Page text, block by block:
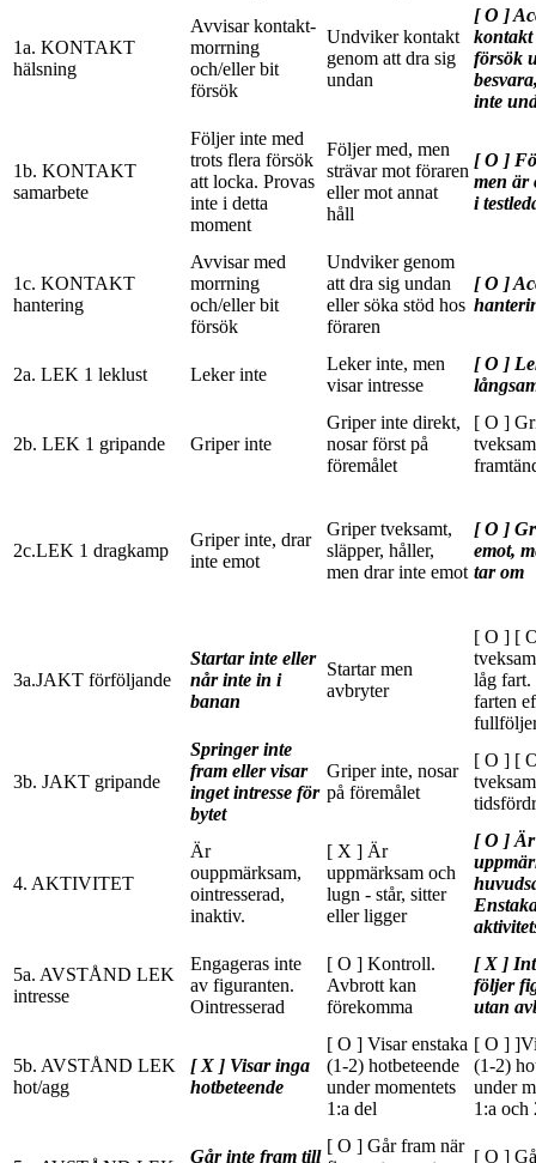
1a. KONTAKT
hälsning
Avvisar kontakt-
morrning
och/eller bit
försök
Undviker kontakt
genom att dra sig
undan
[ O ]
försök
inte
1b. KONTAKT
samarbete
Följer inte med
trots flera försök
att locka. Provas
inte i detta
moment
Följer med, men
strävar mot föraren
eller mot annat
håll
[ O ]
men är
i
1c. KONTAKT
hantering
Avvisar med
morrning
och/eller bit
försök
Undviker genom
att dra sig undan
eller söka stöd hos
föraren
[ O ]
2a. LEK 1 leklust Leker inte
Leker inte, men
visar intresse
[ O ]
2b. LEK 1 gripande Griper inte
Griper inte direkt,
nosar först på
föremålet
[ O ]
2c.LEK 1 dragkamp
Griper inte, drar
inte emot
Griper tveksamt,
släpper, håller,
men drar inte emot
[ O ]
emot,
tar om
3a.JAKT förföljande
Startar inte eller
når inte in i
banan
Startar men
avbryter
[ O ] [
låg
farten
3b. JAKT gripande
Springer inte
fram eller visar
inget intresse för
bytet
Griper inte, nosar
på föremålet
[ O ] [
4. AKTIVITET
Är
ouppmärksam,
ointresserad,
inaktiv.
[ X ] Är
uppmärksam och
lugn - står, sitter
eller ligger
[ O ] Är
5a. AVSTÅND LEK
intresse
Engageras inte
av figuranten.
Ointresserad
[ O ] Kontroll.
Avbrott kan
förekomma
[ X ]
följer
utan
5b. AVSTÅND LEK
hot/agg
[ X ] Visar inga
hotbeteende
[ O ] Visar enstaka
(1-2) hotbeteende
under momentets
1:a del
[ O ]
(1-2)
under
1:a och
Går inte fram till
[ O ] Går fram när
[ O ]